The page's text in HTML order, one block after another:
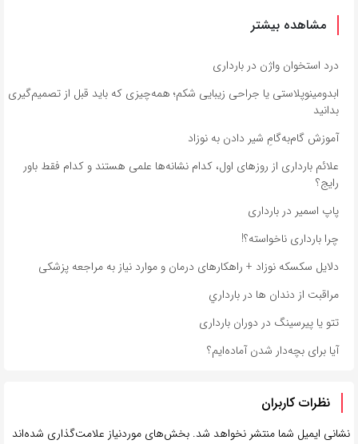
مشاهده بیشتر
درد استخوان واژن در بارداری
ابدومینوپلاستی یا جراحی زیبایی شکم؛ همه‌چیزی که باید قبل از تصمیم‌گیری
بدانید
آموزش گام‌به‌گامِ شیر دادن به نوزاد
علائم بارداری از روزهای اول، کدام نشانه‌ها علمی هستند و کدام فقط باور
رایج؟
پاپ اسمیر در بارداری
چرا بارداری ناخواسته؟!
دلایل سکسکه نوزاد + راهکارهای درمان و موارد نیاز به مراجعه پزشکی
مراقبت از دندان‌ ها در بارداري
تتو یا پیرسینگ در دوران بارداری
آیا برای بچه‌دار شدن آماده‌ایم؟
نظرات کاربران
نشانی ایمیل شما منتشر نخواهد شد. بخش‌های موردنیاز علامت‌گذاری شده‌اند